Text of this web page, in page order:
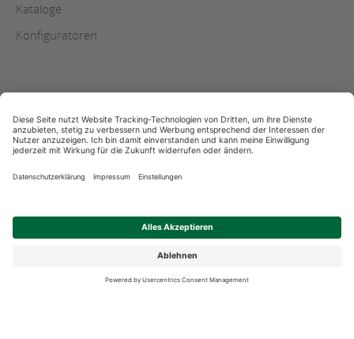
Kataloge
Konfiguratoren
AGB
Datenschutz
Impressum
Streitschlichtung